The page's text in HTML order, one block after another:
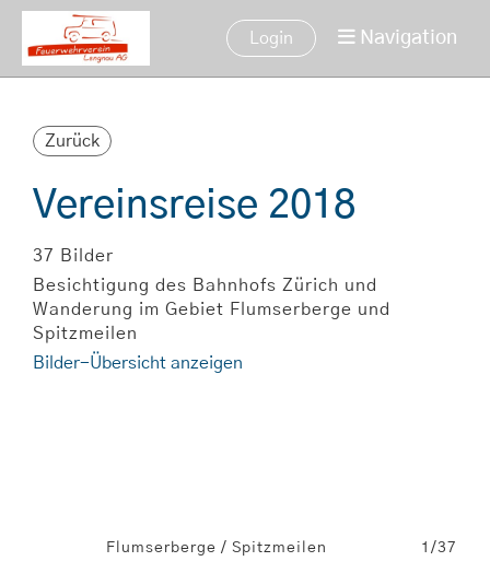
Login Navigation
Zurück
Vereinsreise 2018
37 Bilder
Besichtigung des Bahnhofs Zürich und
Wanderung im Gebiet Flumserberge und
Spitzmeilen
Bilder-Übersicht anzeigen
Flumserberge / Spitzmeilen 1/37